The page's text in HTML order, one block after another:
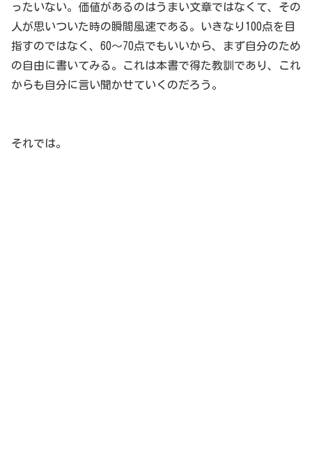
ったいない。価値があるのはうまい文章ではなくて、その
人が思いついた時の瞬間風速である。いきなり100点を目
指すのではなく、60～70点でもいいから、まず自分のため
の自由に書いてみる。これは本書で得た教訓であり、これ
からも自分に言い聞かせていくのだろう。
それでは。